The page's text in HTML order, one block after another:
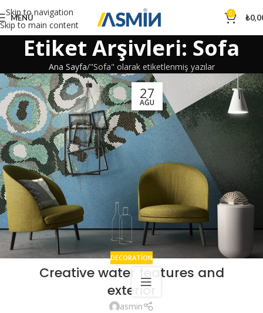
Skip to navigation
Skip to main content
MENÜ 0 ₺
Etiket Arşivleri: Sofa
Ana Sayfa "Sofa" olarak etiketlenmiş yazılar
27
AĞU
DECORATION
Creative water features and
exterior
asmin